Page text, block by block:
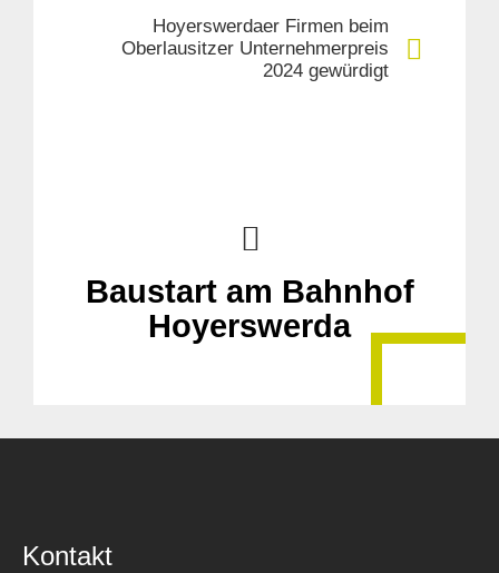
Hoyerswerdaer Firmen beim
Oberlausitzer Unternehmerpreis
2024 gewürdigt
Baustart am Bahnhof
Hoyerswerda
Kontakt